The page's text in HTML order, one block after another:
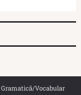
Gramatică/Vocabular